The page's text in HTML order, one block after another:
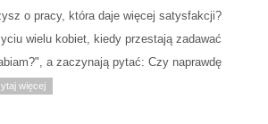
o pracy, która daje więcej satysfakcji?
wielu kobiet, kiedy przestają zadawać
a zaczynają pytać: Czy naprawdę
więcej